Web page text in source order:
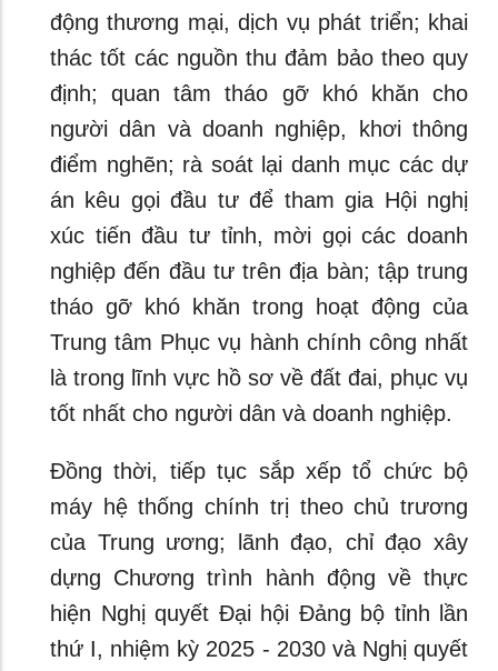
động thương mại, dịch vụ phát triển; khai
thác tốt các nguồn thu đảm bảo theo quy
định; quan tâm tháo gỡ khó khăn cho
người dân và doanh nghiệp, khơi thông
điểm nghẽn; rà soát lại danh mục các dự
án kêu gọi đầu tư để tham gia Hội nghị
xúc tiến đầu tư tỉnh, mời gọi các doanh
nghiệp đến đầu tư trên địa bàn; tập trung
tháo gỡ khó khăn trong hoạt động của
Trung tâm Phục vụ hành chính công nhất
là trong lĩnh vực hồ sơ về đất đai, phục vụ
tốt nhất cho người dân và doanh nghiệp.
Đồng thời, tiếp tục sắp xếp tổ chức bộ
máy hệ thống chính trị theo chủ trương
của Trung ương; lãnh đạo, chỉ đạo xây
dựng Chương trình hành động về thực
hiện Nghị quyết Đại hội Đảng bộ tỉnh lần
thứ I, nhiệm kỳ 2025 - 2030 và Nghị quyết